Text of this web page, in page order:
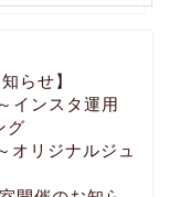
らせ】
インスタ運用
グ
オリジナルジュ